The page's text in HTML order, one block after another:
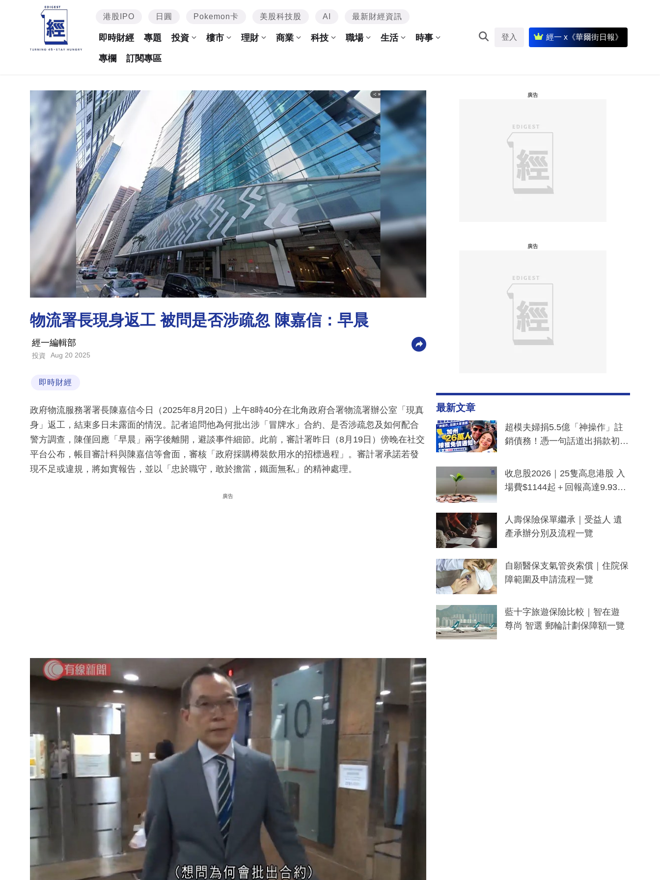
港股IPO 日圓 Pokemon卡 美股科技股 AI 最新財經資訊
即時財經 專題 投資 樓市 理財 商業 科技 職場 生活 時事
專欄 訂閱專區
登入 經一 x《華爾街日報》
物流署長現身返工 被問是否涉疏忽 陳嘉信：早晨
經一編輯部
投資 Aug 20 2025
即時財經
政府物流服務署署長陳嘉信今日（2025年8月20日）上午8時40分在北角政府合署物流署辦公室「現真
身」返工，結束多日未露面的情況。記者追問他為何批出涉「冒牌水」合約、是否涉疏忽及如何配合
警方調查，陳僅回應「早晨」兩字後離開，避談事件細節。此前，審計署昨日（8月19日）傍晚在社交
平台公布，帳目審計科與陳嘉信等會面，審核「政府採購樽裝飲用水的招標過程」。審計署承諾若發
現不足或違規，將如實報告，並以「忠於職守，敢於擔當，鐵面無私」的精神處理。
廣告
廣告
廣告
最新文章
超模夫婦捐5.5億「神操作」註
銷債務！憑一句話道出捐款初
一度被誤當詐騙手段
收息股2026｜25隻高息港股 入
場費$1144起＋回報高達9.93
人壽保險保單繼承｜受益人 遺
產承辦分別及流程一覽
自願醫保支氣管炎索償｜住院保
障範圍及申請流程一覽
藍十字旅遊保險比較｜智在遊
尊尚 智選 郵輪計劃保障額一覽